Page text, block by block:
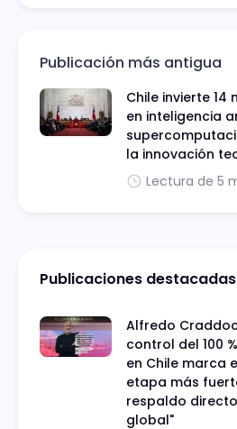
Publicación más antigua
Chile invierte 14
en inteligencia
la innovación
Lectura de 5
Publicaciones destacadas
Alfredo
control del 100
en Chile marca
etapa más
respaldo
global"